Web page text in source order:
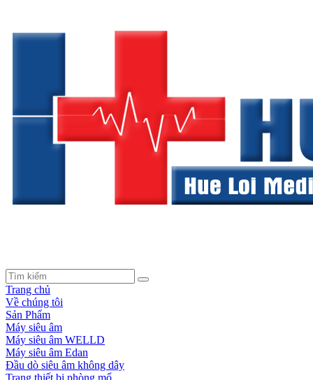
Trang chủ
Về chúng tôi
Sản Phẩm
Máy siêu âm
Máy siêu âm WELLD
Máy siêu âm Edan
Đầu dò siêu âm không dây
Trang thiết bị phòng mổ